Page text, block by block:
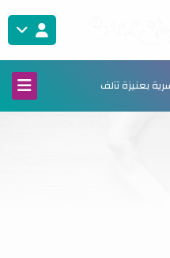
بعنيزة تآلف